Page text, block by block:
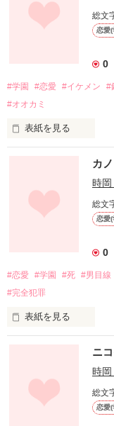
2014/6/5
PV数140000突破！
2014/7/30
読者数80突破！
PV数170000突破！
PV数180000突破！
2014/12/24
ついに、ついについ
読者数100突破！
PV数190000突破！
読者数130突破＆PV
2015/7/14
2015/11/1
皆さん、ありがとう
・魅洛さん
素敵な感想ありがと
完結
読者数40突破！
2015/8/3
皆さん、ありがとう
目的はもう一つあると
「探せ。消えた奴を
私の頭を巡る誰かの
ある一人の「青年」に
アンドロイドの物語
人間である作者が描く
誰の中にも心はある。
素敵な感想をありが
総文
恋愛(
0
#学園 #恋愛 #イケメン #
#オオカミ
表紙を見る
「鏡に映る自分は、
小さい頃に聞いたこ
それが今になって、
川理奈(アラカワ・リ
「気になるなら、行
ファンタジー×学園恋
2014/9/24
～感想～
・優日★さん
・メルっち(meltさん
カ
時岡
総文
恋愛(
0
#恋愛 #学園 #死 #男目線
#完全犯罪
表紙を見る
僕の彼女は、十八年
そして僕は、一人の
その少女に、僕は彼
ニ
時岡
総文
恋愛(